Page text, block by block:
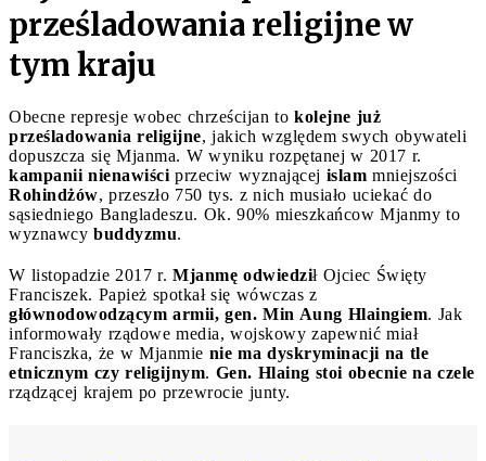
prześladowania religijne w
tym kraju
Obecne represje wobec chrześcijan to kolejne już
prześladowania religijne, jakich względem swych obywateli
dopuszcza się Mjanma. W wyniku rozpętanej w 2017 r.
kampanii nienawiści przeciw wyznającej islam mniejszości
Rohindżów, przeszło 750 tys. z nich musiało uciekać do
sąsiedniego Bangladeszu. Ok. 90% mieszkańcow Mjanmy to
wyznawcy buddyzmu.
W listopadzie 2017 r. Mjanmę odwiedził Ojciec Święty
Franciszek. Papież spotkał się wówczas z
głównodowodzącym armii, gen. Min Aung Hlaingiem. Jak
informowały rządowe media, wojskowy zapewnić miał
Franciszka, że w Mjanmie nie ma dyskryminacji na tle
etnicznym czy religijnym. Gen. Hlaing stoi obecnie na czele
rządzącej krajem po przewrocie junty.